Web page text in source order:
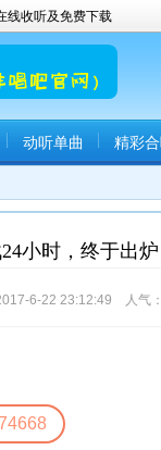
线收听及免费下载
动听单曲 精彩
小时，终于出
6-22 23:12:49 人气：